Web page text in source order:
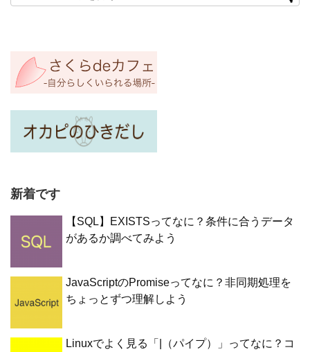
新着です
【SQL】EXISTSってなに？条件に合うデータ
があるか調べてみよう
JavaScriptのPromiseってなに？非同期処理を
ちょっとずつ理解しよう
Linuxでよく見る「|（パイプ）」ってなに？コ